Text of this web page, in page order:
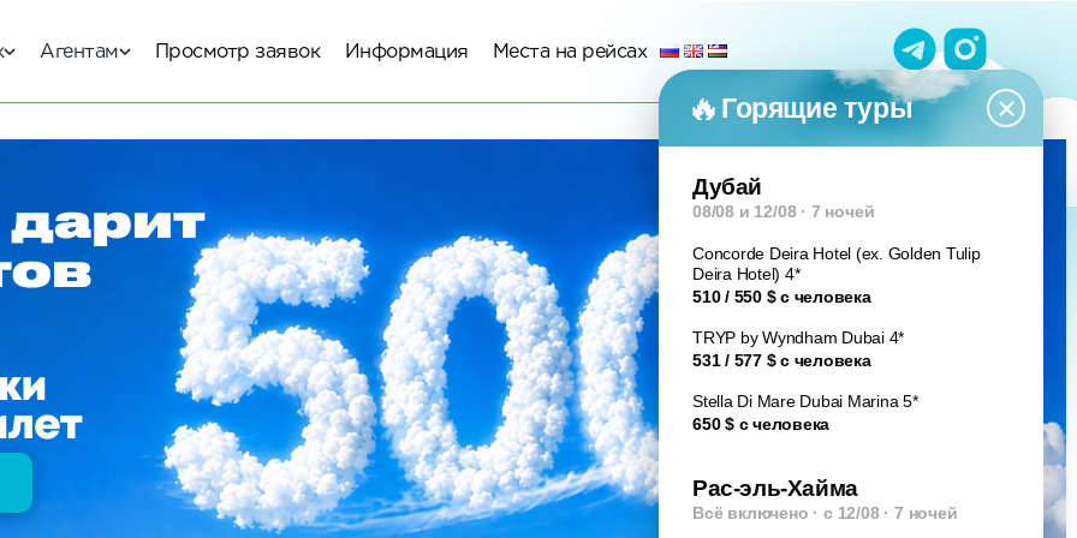
Агентам Просмотр заявок Информация Места на рейсах
Горящие туры ×
Дубай
08/08 и 12/08 · 7 ночей
Concorde Deira Hotel (ex. Golden Tulip
Deira Hotel) 4*
510 / 550 $ с человека
TRYP by Wyndham Dubai 4*
531 / 577 $ с человека
Stella Di Mare Dubai Marina 5*
650 $ с человека
Рас-эль-Хайма
Всё включено · с 12/08 · 7 ночей